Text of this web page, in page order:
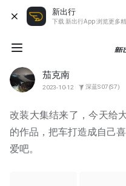
新出行
下载 新出行App 浏览更多
茄克南
2023-10-12 深蓝S07(S7)
改装大集结来了，今天给
的作品，把车打造成自己
爱吧。